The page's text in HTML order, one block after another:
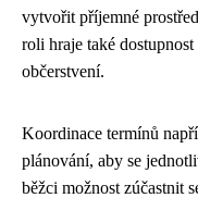
vytvořit příjemné
roli hraje také
občerstvení.
Koordinace termínů
plánování, aby se
běžci možnost zúčastnit